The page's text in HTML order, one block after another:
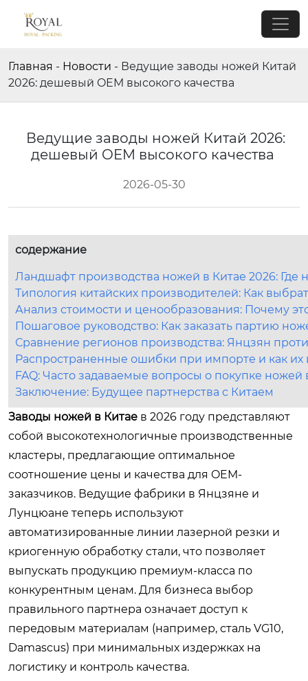
Главная - Новости - Ведущие заводы ножей Китай
2026: дешевый OEM высокого качества
Ведущие заводы ножей Китай 2026:
дешевый OEM высокого качества
2026-05-30
содержание
Ландшафт производства ножей в Китае 2026: Где
Типология китайских производителей: Как
Анализ стоимости и ценообразования: Почему
Пошаговое руководство: Как заказать партию
Сравнение регионов производства: Янцзян
Распространенные ошибки при импорте и как их
FAQ: Часто задаваемые вопросы о покупке ножей
Заключение: Будущее партнерства с Китаем
Заводы ножей в Китае в 2026 году представляют
собой высокотехнологичные производственные
кластеры, предлагающие оптимальное
соотношение цены и качества для OEM-
заказчиков. Ведущие фабрики в Янцзяне и
Лунцюане теперь используют
автоматизированные линии лазерной резки и
криогенную обработку стали, что позволяет
выпускать продукцию премиум-класса по
конкурентным ценам. Для бизнеса выбор
правильного партнера означает доступ к
передовым материалам (например, сталь VG10,
Damascus) при минимальных издержках на
логистику и контроль качества.